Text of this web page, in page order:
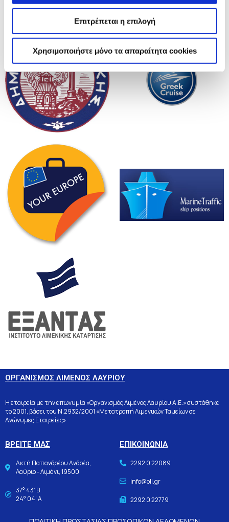
Επιτρέπεται η επιλογή
Χρησιμοποιήστε μόνο τα απαραίτητα cookies
ΟΡΓΑΝΙΣΜΟΣ ΛΙΜΕΝΟΣ ΛΑΥΡΙΟΥ
Η εταιρεία με την επωνυμία «Οργανισμός Λιμένος Λαυρίου Α.Ε.» συστάθηκε
το 2001, βάσει του Ν.2932/2001 «Μετατροπή Λιμενικών Ταμείων σε
Ανώνυμες Εταιρείες»
ΒΡΕΙΤΕ ΜΑΣ
Ακτή Παπανδρέου Ανδρέα,
Λαύριο - Λιμάνι, 19500
37° 43’ Β
24° 04’ Α
ΕΠΙΚΟΙΝΩΝΙΑ
2292 0 22089
info@oll.gr
2292 0 22779